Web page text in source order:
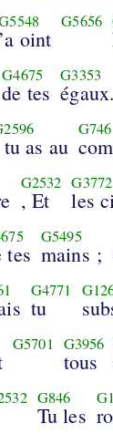
’a oint
G5656
G4675
de tes
G3353
égaux.
as au
G746
G2532
, Et
G3772
les
tes
G5495
mains ;
G4771
tu
G5701 G3956
tous
G846
Tu les